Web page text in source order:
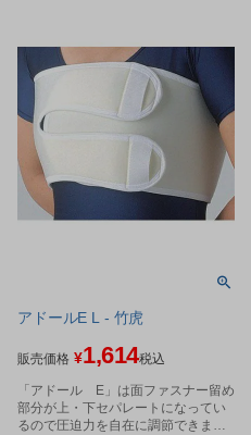
アドールE L - 竹虎
販売価格 ¥1,614税込
「アドール E」は面ファスナー留め
部分が上・下セパレートになってい
るので圧迫力を自在に調節できま